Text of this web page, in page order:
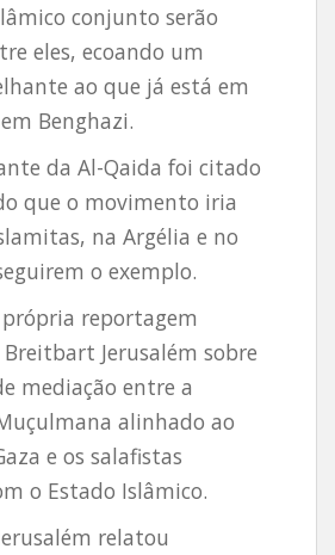
conjunto serão
eles, ecoando um
ao que já está em
Benghazi.
da Al-Qaida foi citado
que o movimento iria
na Argélia e no
o exemplo.
reportagem
Jerusalém sobre
mediação entre a
alinhado ao
e os salafistas
o Estado Islâmico.
relatou